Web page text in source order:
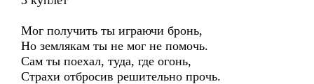
Мог получить ты играючи бронь,
Но землякам ты не мог не помочь.
Сам ты поехал, туда, где огонь,
Страхи отбросив решительно прочь.